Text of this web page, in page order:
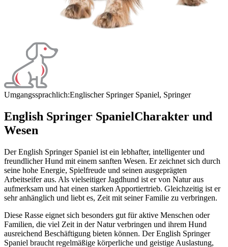
Umgangssprachlich:Englischer Springer Spaniel, Springer
English Springer SpanielCharakter und
Wesen
Der English Springer Spaniel ist ein lebhafter, intelligenter und
freundlicher Hund mit einem sanften Wesen. Er zeichnet sich durch
seine hohe Energie, Spielfreude und seinen ausgeprägten
Arbeitseifer aus. Als vielseitiger Jagdhund ist er von Natur aus
aufmerksam und hat einen starken Apportiertrieb. Gleichzeitig ist er
sehr anhänglich und liebt es, Zeit mit seiner Familie zu verbringen.
Diese Rasse eignet sich besonders gut für aktive Menschen oder
Familien, die viel Zeit in der Natur verbringen und ihrem Hund
ausreichend Beschäftigung bieten können. Der English Springer
Spaniel braucht regelmäßige körperliche und geistige Auslastung,